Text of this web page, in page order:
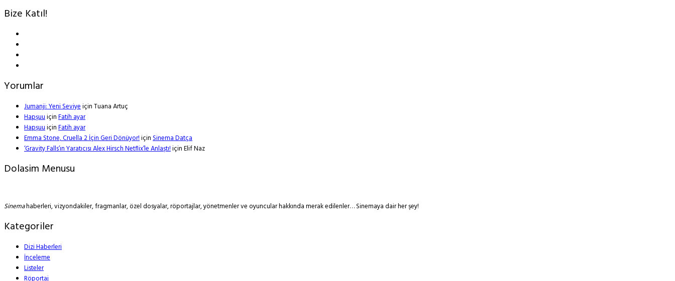
Bize Katıl!
Yorumlar
Jumanji: Yeni SeviyeiçinTuana Artuç
HapşuuiçinFatih ayar
HapşuuiçinFatih ayar
Emma Stone, Cruella 2 İçin Geri Dönüyor!içinSinema Datça
‘Gravity Falls’ın Yaratıcısı Alex Hirsch Netflix’le Anlaştı!içinElif Naz
Dolasim Menusu
Sinemahaberleri, vizyondakiler, fragmanlar, özel dosyalar, röportajlar, yönetmenler ve oyuncular hakkında merak edilenler… Sinemaya dair her şey!
Kategoriler
Dizi Haberleri
İnceleme
Listeler
Röportaj